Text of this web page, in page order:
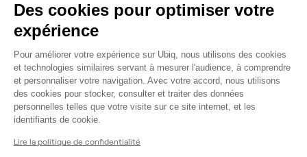
Partenaire depuis 2025
Répond en moins de deux jours
Taux de réponse : 30%
Locataires trouvés sur Ubiq : 5
Contacter
Des cookies pour optimiser votre
expérience
Plateforme de Gestion du
Pour améliorer votre expérience sur Ubiq, nous utilisons des cookies
et technologies similaires servant à mesurer l'audience, à comprendre
et personnaliser votre navigation. Avec votre accord, nous utilisons
des cookies pour stocker, consulter et traiter des données
personnelles telles que votre visite sur ce site internet, et les
identifiants de cookie.
Lire la politique de confidentialité